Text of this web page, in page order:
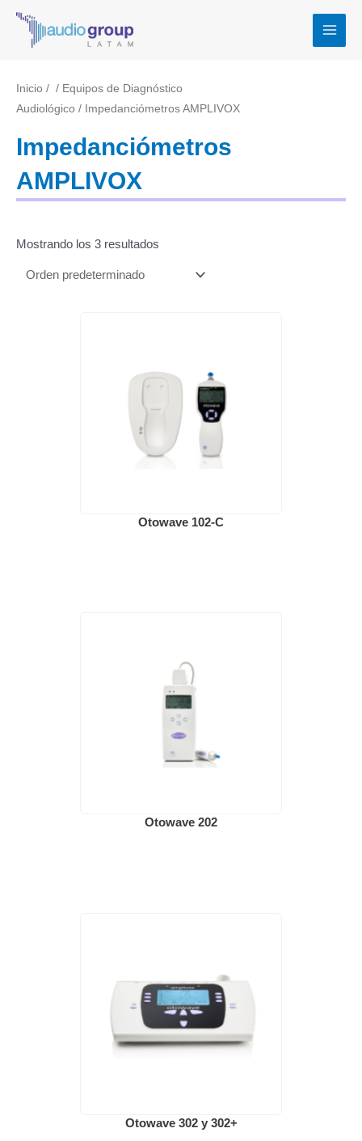
contenido
Inicio / / Equipos de Diagnóstico
Audiológico / Impedanciómetros AMPLIVOX
Impedanciómetros
AMPLIVOX
Mostrando los 3 resultados
Otowave 102-C
Otowave 202
Otowave 302 y 302+